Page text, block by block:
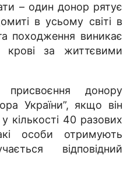
– один донор рятує
в усьому світі в
походження виникає
крові за життєвими
присвоєння донору
України”, якщо він
кількості 40 разових
особи отримують
відповідний